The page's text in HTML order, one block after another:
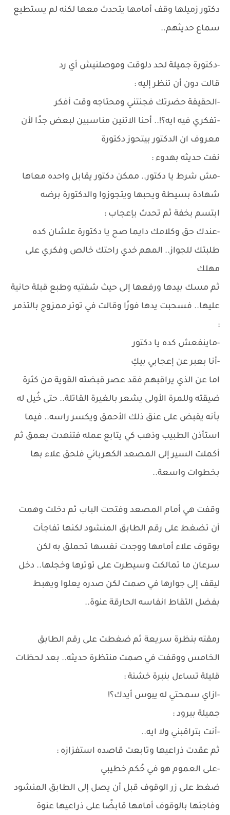
دكتور زميلها وقف أمامها يتحدث معها لكنه لم يستطيع
سماع حديثهم..
-دكتورة جميلة لحد دلوقت وموصلنيش أي رد
قالت دون أن تنظر إليه :
-الحقيقة حضرتك فجئتني ومحتاجه وقت أفكر
-تفكري فيه ايه؟!.. أحنا الاتنين مناسبين لبعض جدًا لأن
معروف ان الدكتور بيتحوز دكتورة
نفت حديثه بهدوء :
-مش شرط يا دكتور.. ممكن دكتور يقابل واحده معاها
شهادة بسيطة ويحبها ويتجوزوا والدكتورة برضه
ابتسم بخفة ثم تحدث بإعجاب :
-عندك حق وكلامك دايما صح يا دكتورة علشان كده
طلبتك للجواز.. المهم خدي راحتك خالص وفكري على
مهلك
ثم مسك بيدها ورفعها إلى حيث شفتيه وطبع قبلة حانية
عليها.. فسحبت يدها فورًا وقالت في توتر ممزوج بالتذمر
:
-ماينفعش كده يا دكتور
-أنا بعبر عن إعجابي بيكِ
اما عن الذي يراقبهم فقد عصر قبضته القوية من كثرة
ضيقته وللمرة الأولى يشعر بالغيرة القاتلة.. حتى خُيل له
بأنه يقبض على عنق ذلك الأحمق ويكسر راسه.. فيما
استأذن الطبيب وذهب كي يتابع عمله فتنهدت بعمق ثم
أكملت السير إلى المصعد الكهربائي فلحق علاء بها
بخطوات واسعة..
وقفت هي أمام المصعد وفتحت الباب ثم دخلت وهمت
أن تضغط على رقم الطابق المنشود لكنها تفاجأت
بوقوف علاء أمامها ووجدت نفسها تحملق به لكن
سرعان ما تمالكت وسيطرت على توترها وخجلها.. دخل
ليقف إلى جوارها في صمت لكن صدره يعلوا ويهبط
بفضل التقاط انفاسه الحارقة عنوة..
رمقته بنظرة سريعة ثم ضغطت على رقم الطابق
الخامس ووقفت في صمت منتظرة حديثه.. بعد لحظات
قليلة تساءل بنبرة خشنة :
-ازاي سمحتي له يبوس أيدك؟!
جميلة ببرود :
-أنت بتراقبني ولا ايه..
ثم عقدت ذراعيها وتابعت قاصده استفزازه :
-على العموم هو في حُكم خطيبي
ضغط على زر الوقوف قبل أن يصل إلى الطابق المنشود
وفاجئها بالوقوف أمامها قابضًا على ذراعيها عنوة